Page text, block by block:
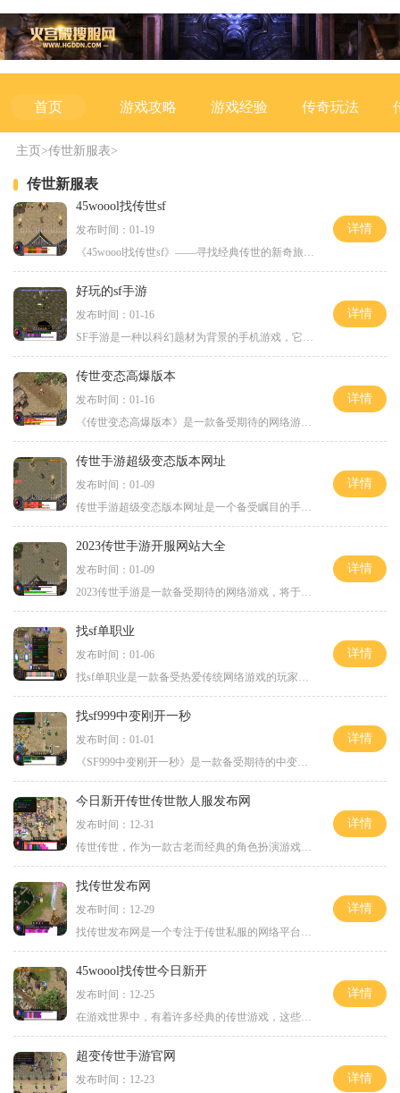
首页 游戏攻略 游戏经验 传奇玩法
主页>传世新服表>
传世新服表
45woool找传世sf
发布时间：01-19
《45woool找传世sf》——寻找经典传世的新奇旅程在游戏爱好者的世界里，传世游戏无疑是一种经典，而"45woool找传世sf"则是这类游戏的新颖体验。它恢复了传世游戏最纯粹的乐趣，为玩家
详情
好玩的sf手游
发布时间：01-16
SF手游是一种以科幻题材为背景的手机游戏，它融合了射击、策略、角色扮演等多种元素，玩家可以在虚拟的游戏世界中与其他玩家进行战斗，体验到刺激的战斗乐趣。下面就让我们来详
详情
传世变态高爆版本
发布时间：01-16
《传世变态高爆版本》是一款备受期待的网络游戏，它采用了变态高爆的玩法，给玩家带来了全新的游戏体验。在这个版本中，玩家可以享受到更刺激、更快节奏的游戏乐趣。变态高爆
详情
传世手游超级变态版本网址
发布时间：01-09
传世手游超级变态版本网址是一个备受瞩目的手游版本，它以其变态的玩法和丰富的游戏内容吸引着广大玩家的注意。今天，我将为大家详细介绍这款手游的玩法，让大家对这款游戏有
详情
2023传世手游开服网站大全
发布时间：01-09
2023传世手游是一款备受期待的网络游戏，将于近期开服。作为一个热情期待已久的玩家，您一定想要了解所有可以参与这个游戏的开服网站。在本篇文章中，将为您详细介绍2023传世手游
详情
找sf单职业
发布时间：01-06
找sf单职业是一款备受热爱传统网络游戏的玩家喜爱的经典游戏。游戏不仅保留了传统网络游戏的经典元素，还加入了一些新的创意和玩法，让玩家们可以尽情体验刺激与乐趣。让我们来
详情
找sf999中变刚开一秒
发布时间：01-01
《SF999中变刚开一秒》是一款备受期待的中变私服游戏，于近日火爆上线。作为一款中变私服游戏，它继承了传统中变版本的游戏特色，同时还融入了一些新的玩法元素，给玩家带来了全
详情
今日新开传世传世散人服发布网
发布时间：12-31
传世传世，作为一款古老而经典的角色扮演游戏，一直以来都备受玩家们的喜爱。而今天，我们要介绍的是最新开放的传世传世散人服发布网。在这个新版本中，玩家们将能够体验到许
详情
找传世发布网
发布时间：12-29
找传世发布网是一个专注于传世私服的网络平台，拥有丰富的游戏资源和活跃的玩家社区。对于喜爱传世私服的玩家来说，找传世发布网是一个必备的网站，这里不仅提供了各种版本的
详情
45woool找传世今日新开
发布时间：12-25
在游戏世界中，有着许多经典的传世游戏，这些游戏曾经陪伴过我们的成长，给我们带来了无尽的欢乐和回忆。传世游戏的魅力依然不减，吸引了无数玩家的关注和热爱。而45woool就是其
详情
超变传世手游官网
发布时间：12-23
详情